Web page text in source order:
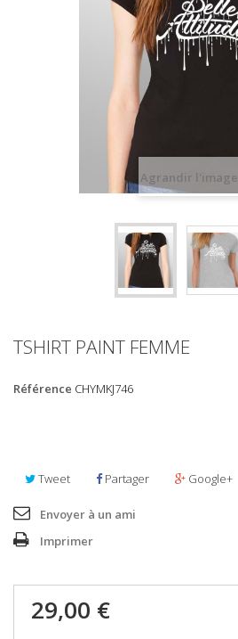
Agrandir l'image
TSHIRT PAINT FEMME
Référence CHYMKJ746
Tweet Partager Google+
Envoyer à un ami
Imprimer
29,00 €